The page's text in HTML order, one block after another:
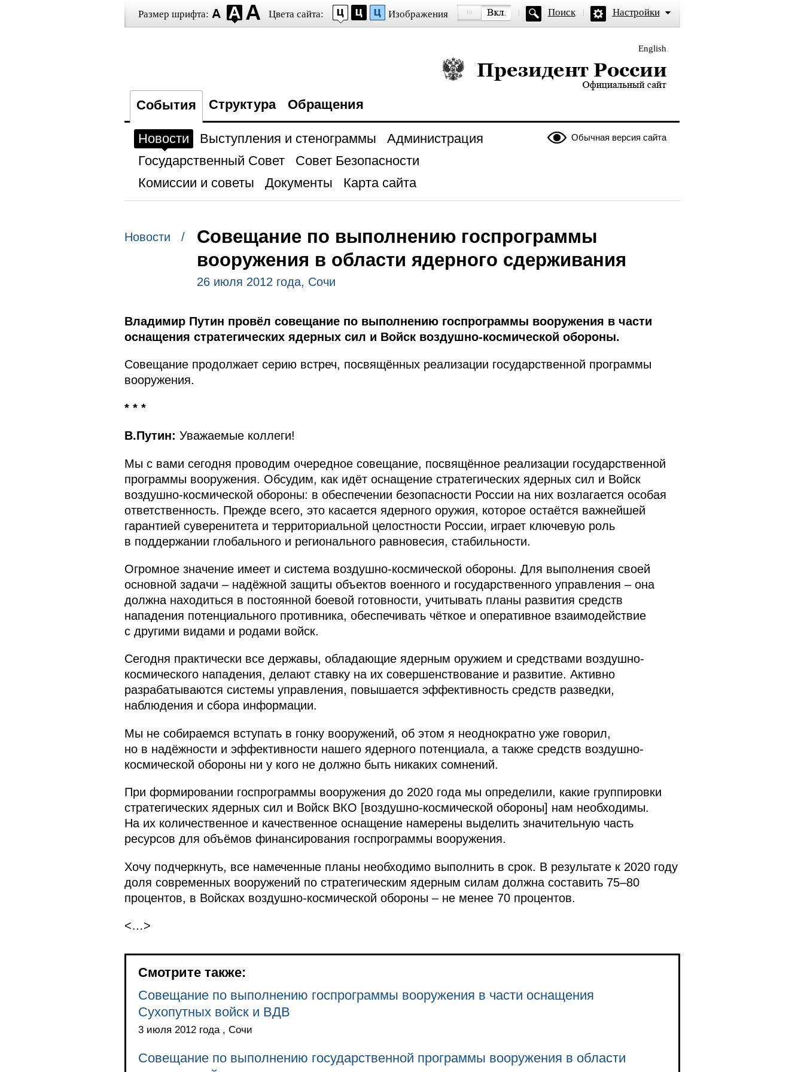
Размер шрифта: Цвета сайта: Изображения Поиск Настройки
English
Президент России — официальный сайт
События Структура Обращения
Обычная версия сайта
Новости Выступления и стенограммы
Администрация
Государственный Совет
Совет Безопасности
Комиссии и советы
Документы Карта сайта
Новости /
Совещание по выполнению госпрограммы
вооружения в области ядерного сдерживания
26 июля 2012 года, Сочи
Владимир Путин провёл совещание по выполнению госпрограммы вооружения в части
оснащения стратегических ядерных сил и Войск воздушно-космической обороны.
Совещание продолжает серию встреч, посвящённых реализации государственной программы
вооружения.
* * *
В.Путин: Уважаемые коллеги!
Мы с вами сегодня проводим очередное совещание, посвящённое реализации государственной
программы вооружения. Обсудим, как идёт оснащение стратегических ядерных сил и Войск
воздушно-космической обороны: в обеспечении безопасности России на них возлагается особая
ответственность. Прежде всего, это касается ядерного оружия, которое остаётся важнейшей
гарантией суверенитета и территориальной целостности России, играет ключевую роль
в поддержании глобального и регионального равновесия, стабильности.
Огромное значение имеет и система воздушно-космической обороны. Для выполнения своей
основной задачи – надёжной защиты объектов военного и государственного управления – она
должна находиться в постоянной боевой готовности, учитывать планы развития средств
нападения потенциального противника, обеспечивать чёткое и оперативное взаимодействие
с другими видами и родами войск.
Сегодня практически все державы, обладающие ядерным оружием и средствами воздушно-
космического нападения, делают ставку на их совершенствование и развитие. Активно
разрабатываются системы управления, повышается эффективность средств разведки,
наблюдения и сбора информации.
Мы не собираемся вступать в гонку вооружений, об этом я неоднократно уже говорил,
но в надёжности и эффективности нашего ядерного потенциала, а также средств воздушно-
космической обороны ни у кого не должно быть никаких сомнений.
При формировании госпрограммы вооружения до 2020 года мы определили, какие группировки
стратегических ядерных сил и Войск ВКО [воздушно-космической обороны] нам необходимы.
На их количественное и качественное оснащение намерены выделить значительную часть
ресурсов для объёмов финансирования госпрограммы вооружения.
Хочу подчеркнуть, все намеченные планы необходимо выполнить в срок. В результате к 2020 году
доля современных вооружений по стратегическим ядерным силам должна составить 75–80
процентов, в Войсках воздушно-космической обороны – не менее 70 процентов.
<…>
Смотрите также:
Совещание по выполнению госпрограммы вооружения в части оснащения
Сухопутных войск и ВДВ
3 июля 2012 года , Сочи
Совещание по выполнению государственной программы вооружения в области